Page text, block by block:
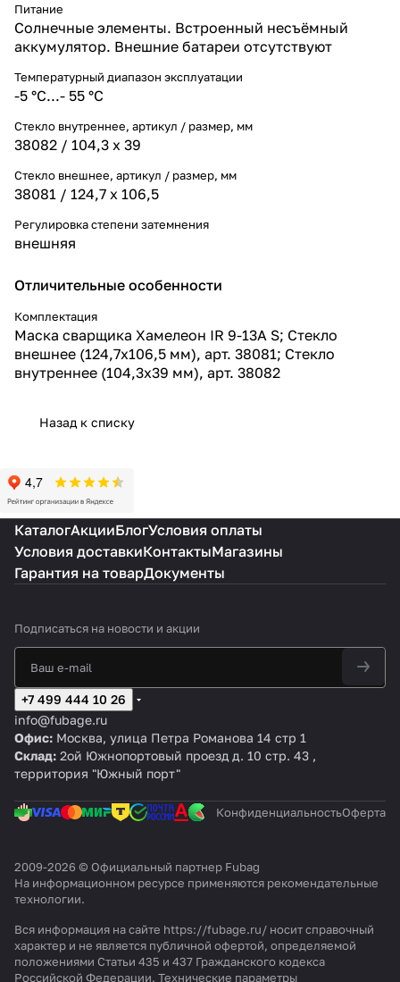
Питание
Солнечные элементы. Встроенный несъёмный
аккумулятор. Внешние батареи отсутствуют
Температурный диапазон эксплуатации
-5 °С...- 55 °С
Стекло внутреннее, артикул / размер, мм
38082 / 104,3 х 39
Стекло внешнее, артикул / размер, мм
38081 / 124,7 х 106,5
Регулировка степени затемнения
внешняя
Отличительные особенности
Комплектация
Маска сварщика Хамелеон IR 9-13A S; Стекло
внешнее (124,7х106,5 мм), арт. 38081; Стекло
внутреннее (104,3х39 мм), арт. 38082
Назад к списку
КаталогАкцииБлогУсловия оплаты
Условия доставкиКонтактыМагазины
Гарантия на товарДокументы
Подписаться на новости и акции
+7 499 444 10 26
info@fubage.ru
Офис: Москва, улица Петра Романова 14 стр 1
Склад: 2ой Южнопортовый проезд д. 10 стр. 43 ,
территория "Южный порт"
КонфиденциальностьОферта
2009-2026 © Официальный партнер Fubag
На информационном ресурсе применяются рекомендательные
технологии.
Вся информация на сайте https://fubage.ru/ носит справочный
характер и не является публичной офертой, определяемой
положениями Статьи 435 и 437 Гражданского кодекса
Российской Федерации. Технические параметры